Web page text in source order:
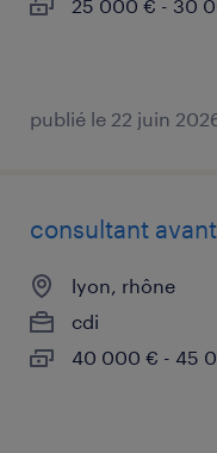
25 000 € - 30
publié le 22 juin
consultant
lyon, rhône
cdi
40 000 € - 45